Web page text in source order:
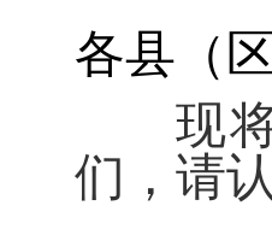
各县（
现
们，请